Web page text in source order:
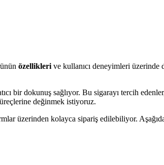
özellikleri ve kullanıcı deneyimleri üzerinde
bir dokunuş sağlıyor. Bu sigarayı tercih
değinmek istiyoruz.
üzerinden kolayca sipariş edilebiliyor.